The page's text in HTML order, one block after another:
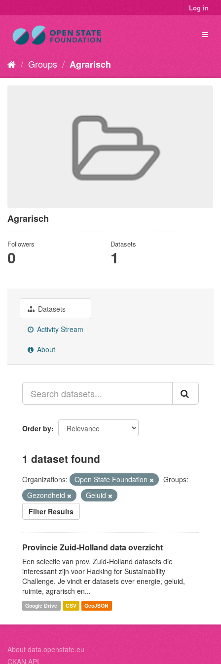
Log in
Groups Agrarisch
Agrarisch
Followers
0
Datasets
1
Datasets
Activity Stream
About
Order by
1 dataset found
Organizations: Open State Foundation
Groups:
Gezondheid
Geluid
Filter Results
Provincie Zuid-Holland data overzicht
Een selectie van prov. Zuid-Holland datasets die
interessant zijn voor Hacking for Sustainability
Challenge. Je vindt er datasets over energie, geluid,
ruimte, agrarisch en...
Google Drive CSV GeoJSON
About data.openstate.eu
CKAN API